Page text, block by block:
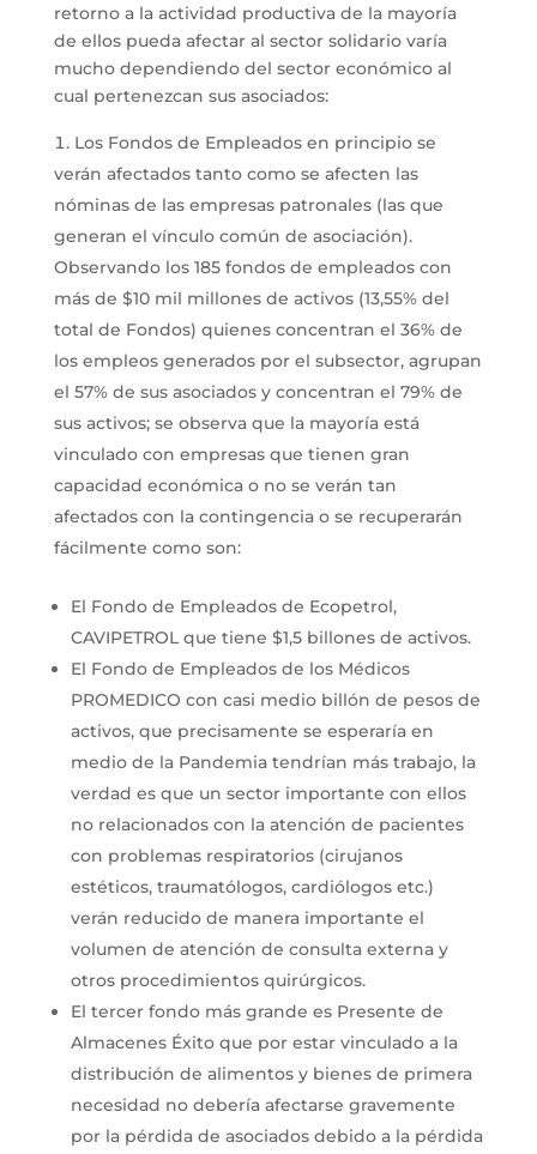
retorno a la actividad productiva de la mayoría
de ellos pueda afectar al sector solidario varía
mucho dependiendo del sector económico al
cual pertenezcan sus asociados:
Los Fondos de Empleados en principio se
verán afectados tanto como se afecten las
nóminas de las empresas patronales (las que
generan el vínculo común de asociación).
Observando los 185 fondos de empleados con
más de $10 mil millones de activos (13,55% del
total de Fondos) quienes concentran el 36% de
los empleos generados por el subsector, agrupan
el 57% de sus asociados y concentran el 79% de
sus activos; se observa que la mayoría está
vinculado con empresas que tienen gran
capacidad económica o no se verán tan
afectados con la contingencia o se recuperarán
fácilmente como son:
El Fondo de Empleados de Ecopetrol,
CAVIPETROL que tiene $1,5 billones de activos.
El Fondo de Empleados de los Médicos
PROMEDICO con casi medio billón de pesos de
activos, que precisamente se esperaría en
medio de la Pandemia tendrían más trabajo, la
verdad es que un sector importante con ellos
no relacionados con la atención de pacientes
con problemas respiratorios (cirujanos
estéticos, traumatólogos, cardiólogos etc.)
verán reducido de manera importante el
volumen de atención de consulta externa y
otros procedimientos quirúrgicos.
El tercer fondo más grande es Presente de
Almacenes Éxito que por estar vinculado a la
distribución de alimentos y bienes de primera
necesidad no debería afectarse gravemente
por la pérdida de asociados debido a la pérdida